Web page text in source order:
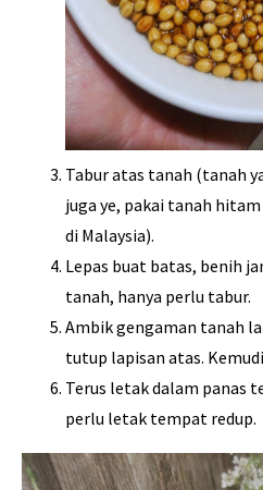
Tabur atas tanah (tanah
juga ye, pakai tanah
di Malaysia).
Lepas buat batas, benih
tanah, hanya perlu tabur.
Ambik gengaman tanah
tutup lapisan atas.
Terus letak dalam panas
perlu letak tempat redup.